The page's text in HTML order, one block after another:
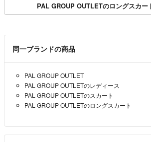
PAL GROUP OUTLETのロングスカー
同一ブランドの商品
PAL GROUP OUTLET
PAL GROUP OUTLETのレディース
PAL GROUP OUTLETのスカート
PAL GROUP OUTLETのロングスカート